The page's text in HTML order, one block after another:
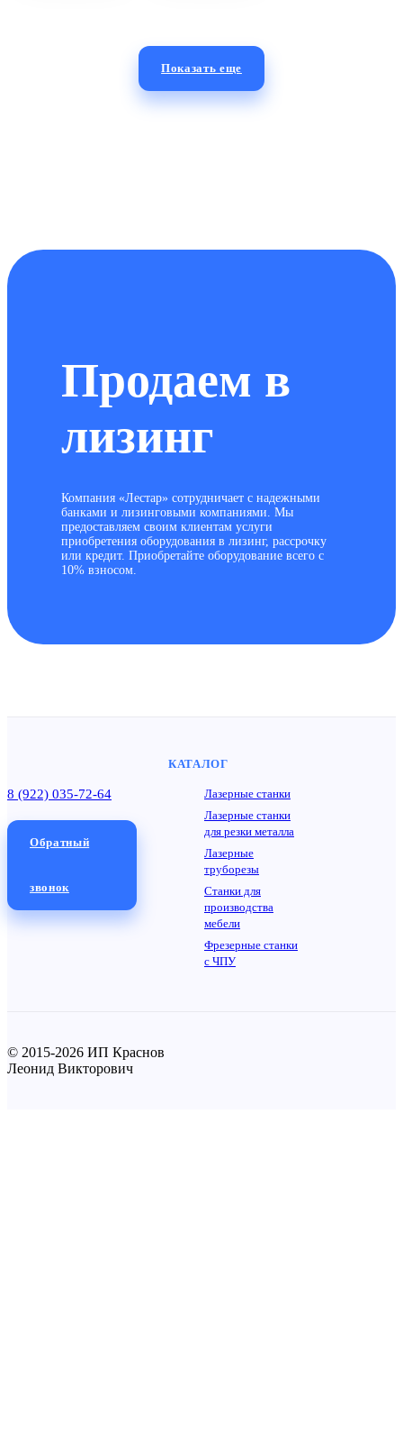
Показать еще
Продаем в
лизинг
Компания «Лестар» сотрудничает с надежными
банками и лизинговыми компаниями. Мы
предоставляем своим клиентам услуги
приобретения оборудования в лизинг, рассрочку
или кредит. Приобретайте оборудование всего с
10% взносом.
8 (922) 035-72-64
Обратный
звонок
КАТАЛОГ
Лазерные станки
Лазерные станки
для резки металла
Лазерные
труборезы
Станки для
производства
мебели
Фрезерные станки
с ЧПУ
© 2015-2026 ИП Краснов
Леонид Викторович